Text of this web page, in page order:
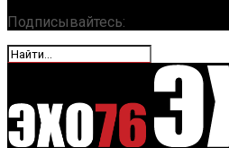
Подписывайтесь: